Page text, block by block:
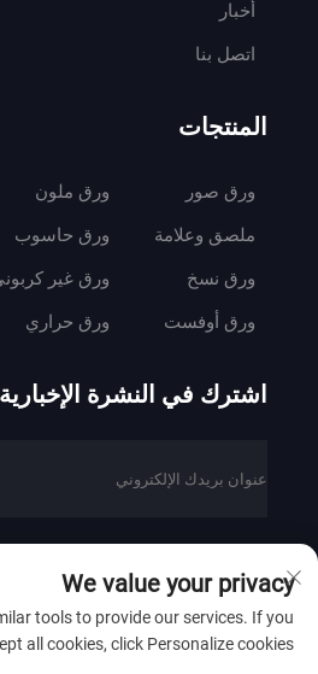
أخبار
اتصل بنا
المنتجات
ورق صور
ملصق وعلامة
ورق نسخ
ورق أوفست
ورق ملون
ورق حاسوب
ورق غير
ورق حراري
اشترك في النشرة الإخبارية
جميع الحقوق محفوظة ©
المحدودةسياسة الخصوصية
We value your privacy
tools to provide our services. If you
all cookies, click Personalize cookies.